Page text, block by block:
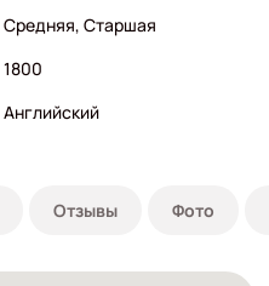
Средняя, Старшая
1800
Английский
Отзывы Фото